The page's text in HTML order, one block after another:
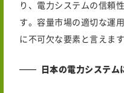
り、電力システムの信頼
す。容量市場の適切な運
に不可欠な要素と言えます
日本の電力システ